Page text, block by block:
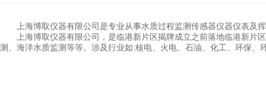
上海博取仪器有限公司是专业从事水质过程监测传感器仪器仪表及
上海博取仪器有限公司，是临港新片区揭牌成立之前落地临港新片
测、海洋水质监测等等。涉及行业如:核电、火电、石油、化工、环保